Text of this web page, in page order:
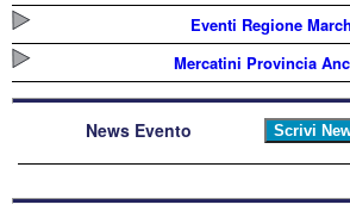
Eventi Regione
Mercatini Provincia
News Evento